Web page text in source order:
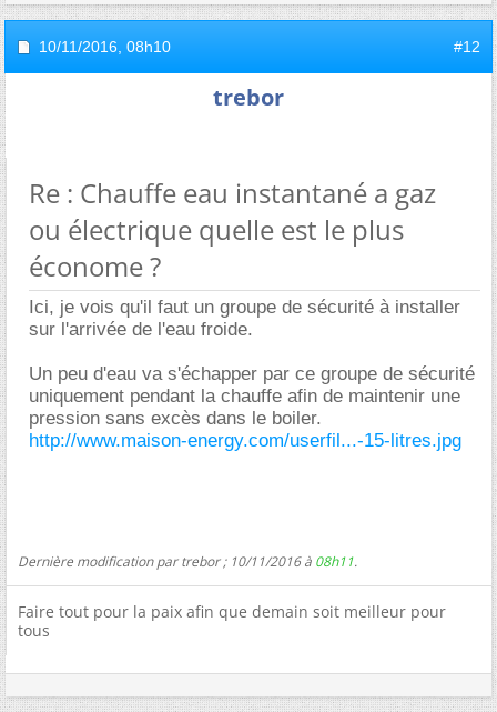
10/11/2016, 08h10 #12
trebor
Re : Chauffe eau instantané a gaz
ou électrique quelle est le plus
économe ?
Ici, je vois qu'il faut un groupe de sécurité à installer
sur l'arrivée de l'eau froide.
Un peu d'eau va s'échapper par ce groupe de sécurité
uniquement pendant la chauffe afin de maintenir une
pression sans excès dans le boiler.
http://www.maison-energy.com/userfil...-15-litres.jpg
Dernière modification par trebor ; 10/11/2016 à 08h11.
Faire tout pour la paix afin que demain soit meilleur pour
tous